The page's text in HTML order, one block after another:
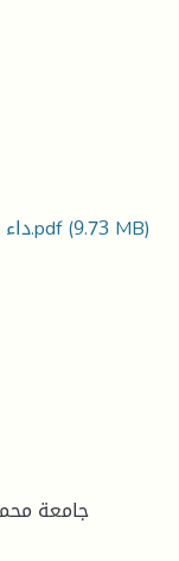
داء السكري لدى الشباب ...انكسار يليه استقرار.pdf(9.73 MB)
جامعة